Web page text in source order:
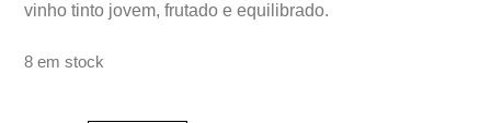
vinho tinto jovem, frutado e equilibrado.
8 em stock